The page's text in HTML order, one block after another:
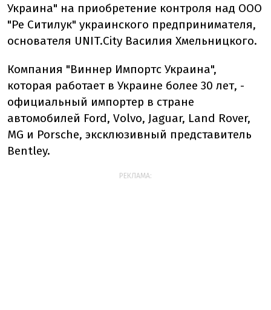
Украина" на приобретение контроля над ООО
"Ре Ситилук" украинского предпринимателя,
основателя UNIT.City Василия Хмельницкого.
Компания "Виннер Импортс Украина",
которая работает в Украине более 30 лет, -
официальный импортер в стране
автомобилей Ford, Volvo, Jaguar, Land Rover,
MG и Porsche, эксклюзивный представитель
Bentley.
РЕКЛАМА: